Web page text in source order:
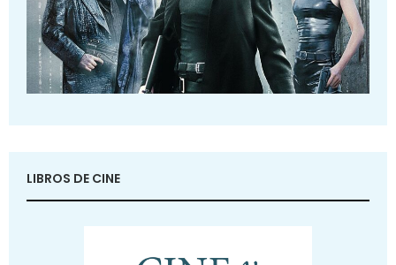
LIBROS DE CINE